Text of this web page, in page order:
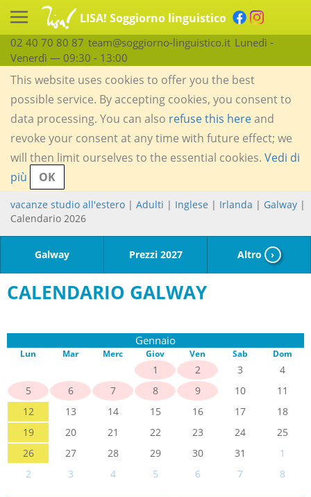
LISA! Soggiorno linguistico
02 40 70 80 87 team@soggiorno-linguistico.it Lunedì -
Venerdì — 09:30 - 13:00
This website uses cookies to offer you the best
possible service. By accepting cookies, you consent to
data processing. You can also refuse this hereand
revoke your consent at any time with future effect; we
will then limit ourselves to the essential cookies. Vedi di
più
OK
vacanze studio all'estero | Adulti | Inglese | Irlanda | Galway |
Calendario 2026
Galway Prezzi 2027 Altro ›
CALENDARIO GALWAY
Gennaio
Lun Mar Merc Giov Ven Sab Dom
1 2 3
4
5
6 7 8 9 10
11
12
13 14 15 16 17
18
19
20 21 22 23 24
25
26
27 28 29 30 31
1
2
3 4 5 6 7 8